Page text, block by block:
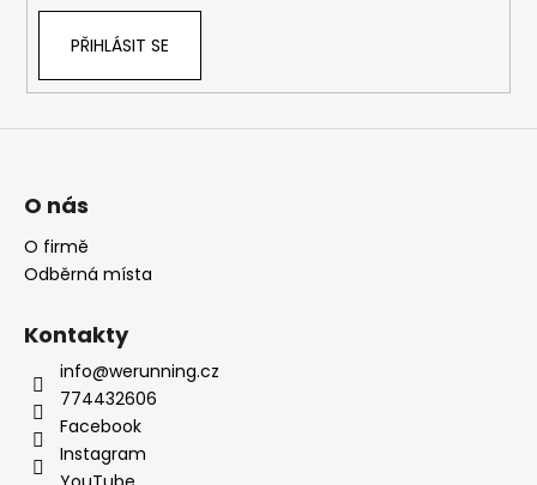
PŘIHLÁSIT SE
O nás
O firmě
Odběrná místa
Kontakty
info@werunning.cz
774432606
Facebook
Instagram